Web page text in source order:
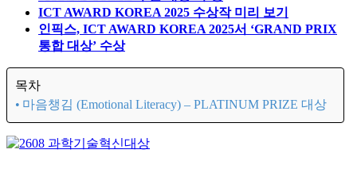
ICT AWARD KOREA 2025 수상작 미리 보기
인픽스, ICT AWARD KOREA 2025서 ‘GRAND PRIX
통합 대상’ 수상
목차
마음챙김 (Emotional Literacy) – PLATINUM PRIZE 대상